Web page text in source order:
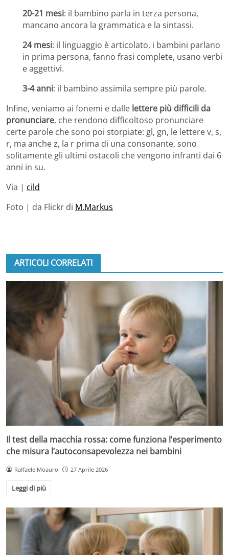
20-21 mesi: il bambino parla in terza persona,
mancano ancora la grammatica e la sintassi.
24 mesi: il linguaggio è articolato, i bambini parlano
in prima persona, fanno frasi complete, usano verbi
e aggettivi.
3-4 anni: il bambino assimila sempre più parole.
Infine, veniamo ai fonemi e dalle lettere più difficili da
pronunciare, che rendono difficoltoso pronunciare
certe parole che sono poi storpiate: gl, gn, le lettere v, s,
r, ma anche z, la r prima di una consonante, sono
solitamente gli ultimi ostacoli che vengono infranti dai 6
anni in su.
Via | cild
Foto | da Flickr di M.Markus
ARTICOLI CORRELATI
Il test della macchia rossa: come funziona l’esperimento
che misura l’autoconsapevolezza nei bambini
Raffaele Moauro 27 Aprile 2026
Leggi di più